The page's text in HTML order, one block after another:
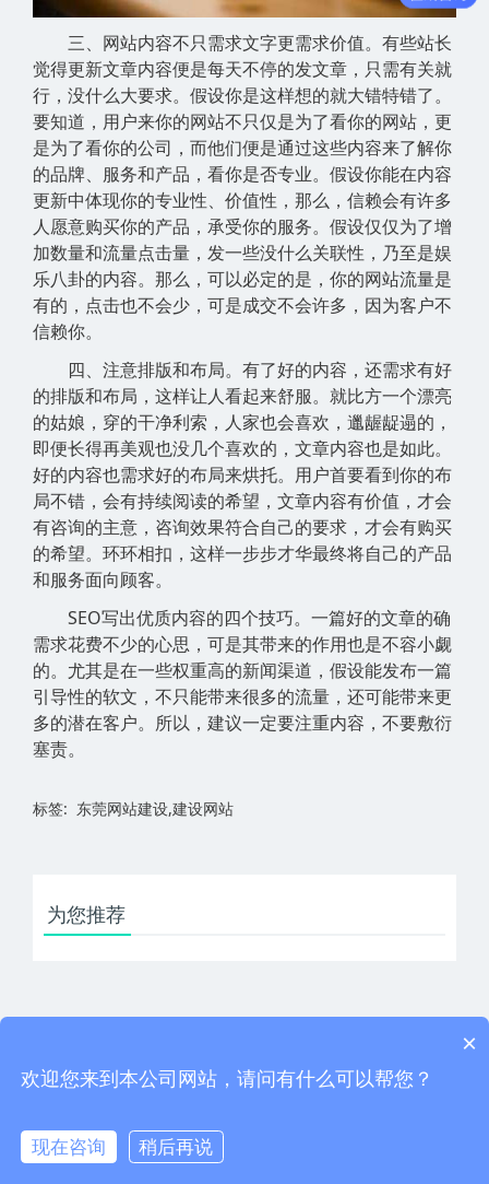
三、网站内容不只需求文字更需求价值。有些站长
觉得更新文章内容便是每天不停的发文章，只需有关就
行，没什么大要求。假设你是这样想的就大错特错了。
要知道，用户来你的网站不只仅是为了看你的网站，更
是为了看你的公司，而他们便是通过这些内容来了解你
的品牌、服务和产品，看你是否专业。假设你能在内容
更新中体现你的专业性、价值性，那么，信赖会有许多
人愿意购买你的产品，承受你的服务。假设仅仅为了增
加数量和流量点击量，发一些没什么关联性，乃至是娱
乐八卦的内容。那么，可以必定的是，你的网站流量是
有的，点击也不会少，可是成交不会许多，因为客户不
信赖你。
四、注意排版和布局。有了好的内容，还需求有好
的排版和布局，这样让人看起来舒服。就比方一个漂亮
的姑娘，穿的干净利索，人家也会喜欢，邋龌龊遢的，
即便长得再美观也没几个喜欢的，文章内容也是如此。
好的内容也需求好的布局来烘托。用户首要看到你的布
局不错，会有持续阅读的希望，文章内容有价值，才会
有咨询的主意，咨询效果符合自己的要求，才会有购买
的希望。环环相扣，这样一步步才华最终将自己的产品
和服务面向顾客。
SEO写出优质内容的四个技巧。一篇好的文章的确
需求花费不少的心思，可是其带来的作用也是不容小觑
的。尤其是在一些权重高的新闻渠道，假设能发布一篇
引导性的软文，不只能带来很多的流量，还可能带来更
多的潜在客户。所以，建议一定要注重内容，不要敷衍
塞责。
标签: 东莞网站建设,建设网站
为您推荐
×
欢迎您来到本公司网站，请问有什么可以帮您？
现在咨询 稍后再说